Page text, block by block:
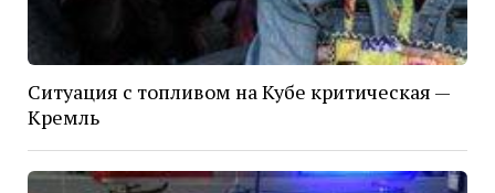
Ситуация с топливом на Кубе критическая —
Кремль